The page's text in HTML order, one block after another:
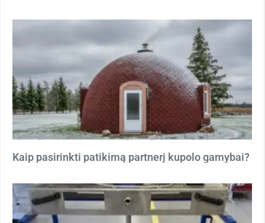
Kaip pasirinkti patikimą partnerį kupolo gamybai?